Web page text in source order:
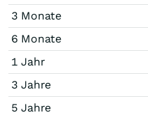
3 Monate
6 Monate
1 Jahr
3 Jahre
5 Jahre